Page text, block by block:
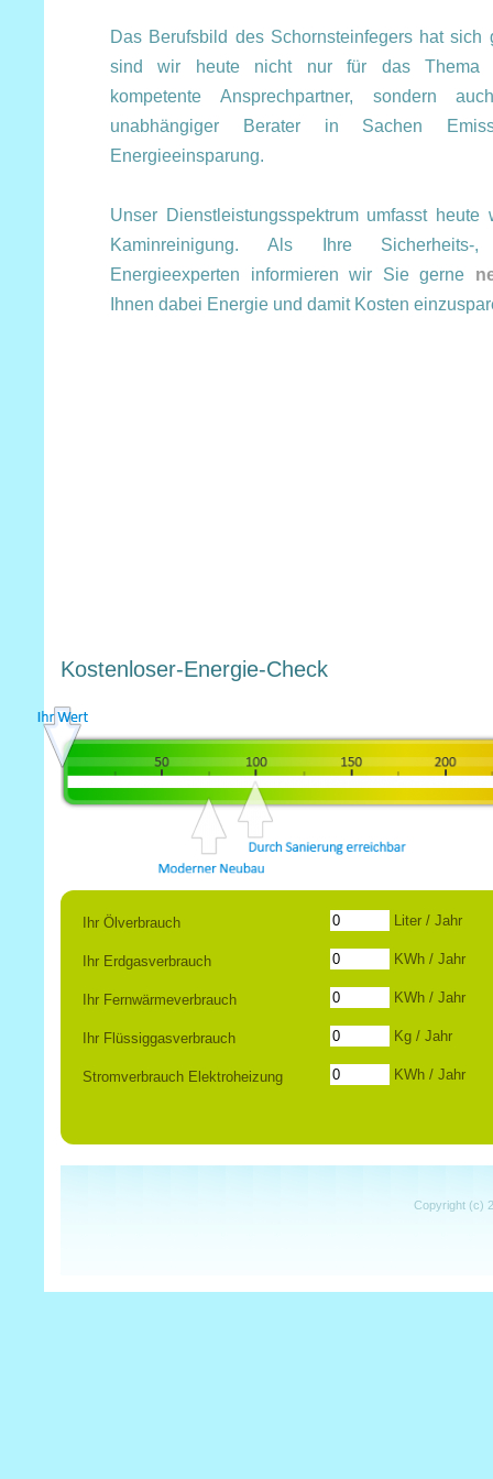
Das Berufsbild des Schornsteinfegers hat sich
sind wir heute nicht nur für das Thema
kompetente Ansprechpartner, sondern
unabhängiger Berater in Sachen
Energieeinsparung.
Unser Dienstleistungsspektrum umfasst
Kaminreinigung. Als Ihre
Energieexperten informieren wir Sie gerne
Ihnen dabei Energie und damit Kosten
Kostenloser-Energie-Check
Ihr Ölverbrauch Liter / Jahr
Ihr Erdgasverbrauch KWh / Jahr
Ihr Fernwärmeverbrauch KWh / Jahr
Ihr Flüssiggasverbrauch Kg / Jahr
Stromverbrauch Elektroheizung KWh / Jahr
Copyright (c)